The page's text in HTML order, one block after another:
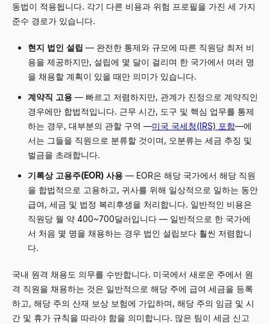
동법이 적용됩니다. 각기 다른 비용과 위험 프로필을 가진 세 가지
준수 경로가 있습니다.
현지 법인 설립 — 완전한 통제와 규모에 따른 직원당 최저 비
용을 제공하지만, 설립에 몇 달이 걸리며 한 국가에서 여러 명
을 채용할 계획이 있을 때만 의미가 있습니다.
계약직 고용 — 빠르고 저렴하지만, 관계가 진정으로 계약직인
경우에만 합법적입니다. 근무 시간, 도구 및 핵심 업무를 통제
하는 경우, 대부분의 관할 구역 —미국 국세청(IRS) 포함—에
서는 그들을 직원으로 분류할 것이며, 오분류는 세금 추징 및
벌금을 초래합니다.
기록상 고용주(EOR) 사용 — EOR은 해당 국가에서 해당 직원
을 합법적으로 고용하고, 귀사를 위해 일상적으로 일하는 동안
급여, 세금 및 법정 복리후생을 처리합니다. 일반적인 비용은
직원당 월 약 400~700달러입니다 — 일반적으로 한 국가에
서 처음 몇 명을 채용하는 경우 법인 설립보다 훨씬 저렴합니
다.
국내 원격 채용도 의무를 수반합니다. 미국에서 새로운 주에서 원
격 직원을 채용하는 것은 일반적으로 해당 주에 급여 세금을 등록
하고, 해당 주의 산재 보상 보험에 가입하며, 해당 주의 임금 및 시
간 및 휴가 규칙을 따라야 함을 의미합니다. 많은 팀이 세금 신고